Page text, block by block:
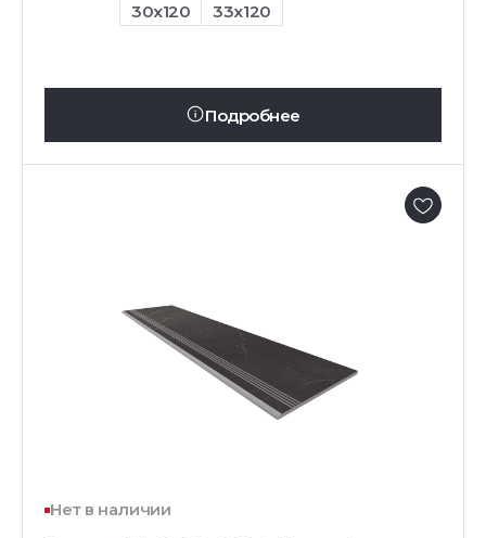
30x120 33x120
Подробнее
Нет в наличии